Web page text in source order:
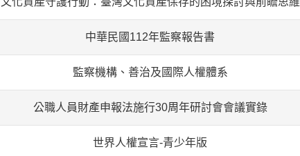
中華民國112年監察報告書
監察機構、善治及國際人權體系
公職人員財產申報法施行30周年研討會會議實錄
世界人權宣言-青少年版